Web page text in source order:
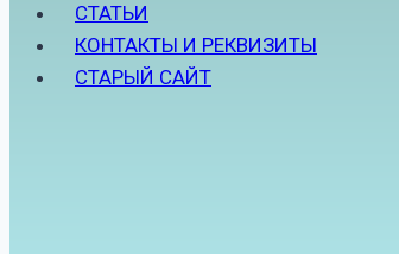
СТАТЬИ
КОНТАКТЫ И РЕКВИЗИТЫ
СТАРЫЙ САЙТ